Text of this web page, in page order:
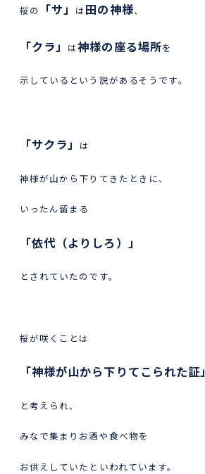
桜の 「サ」 は田の神様、
「クラ」 は神様の座る場所を
示しているという説があるそうです。
「サクラ」 は
神様が山から下りてきたときに、
いったん留まる
「依代（よりしろ）」
とされていたのです。
桜が咲くことは
「神様が山から下りてこられた証」
と考えられ、
みなで集まりお酒や食べ物を
お供えしていたといわれています。